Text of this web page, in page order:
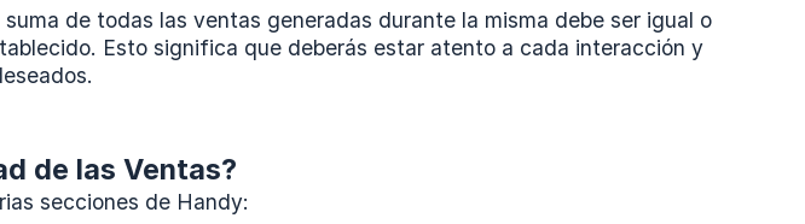
de todas las ventas generadas durante la misma debe ser igual o
Esto significa que deberás estar atento a cada interacción y
de las Ventas?
secciones de Handy: